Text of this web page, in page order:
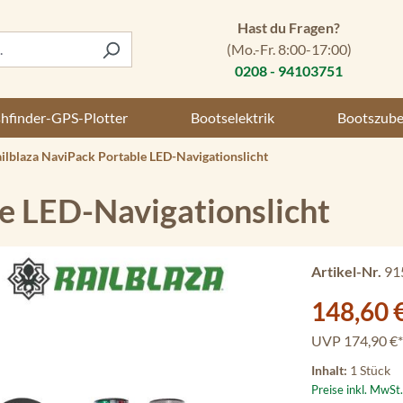
Hast du Fragen?
(Mo.-Fr. 8:00-17:00)
0208 - 94103751
GPS-Plotter Bootselektrik
NaviPack Portable LED-Navigationslicht
LED-Navigationslicht
Artikel-Nr.
Verkaufspreis:
148,60
UVP 174,90 €*
Inhalt: 1 Stück
Preise inkl.